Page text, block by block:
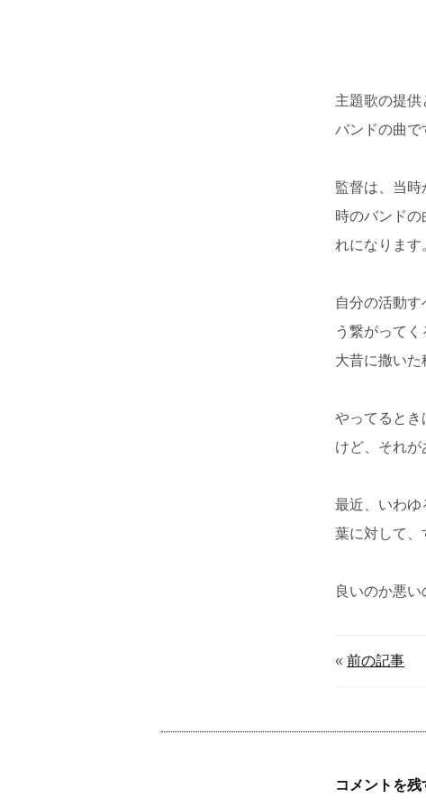
主題歌の提
バンドの曲で
監督は、当
時のバンド
れになります
自分の活動
う繋がって
大昔に撒いた
やってるとき
けど、それが
最近、いわゆ
葉に対して、
良いのか悪い
« 前の記事
コメントを残